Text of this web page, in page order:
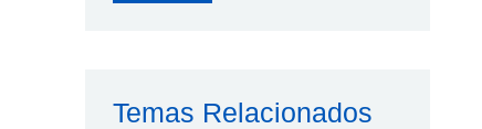
Temas Relacionados